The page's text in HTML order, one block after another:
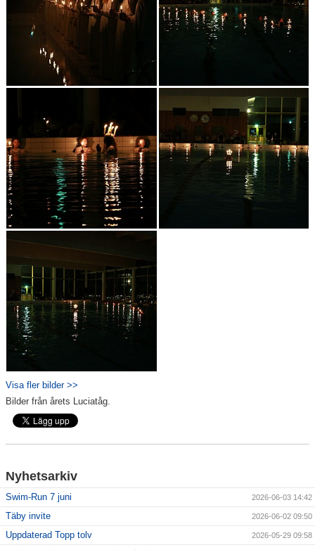
Visa fler bilder >>
Bilder från årets Luciatåg.
Nyhetsarkiv
Swim-Run 7 juni 2026-06-03 14:42
Täby invite 2026-06-02 09:50
Uppdaterad Topp tolv 2026-05-29 09:58